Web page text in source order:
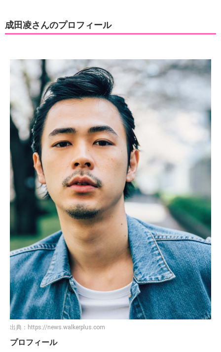
成田凌さんのプロフィール
出典： https://news.walkerplus.com
プロフィール